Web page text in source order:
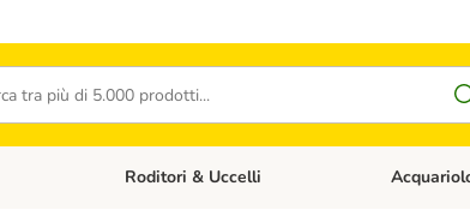
Categoria: CaniApri Menù Categoria: Diete
Roditori & Uccelli Apri Menù